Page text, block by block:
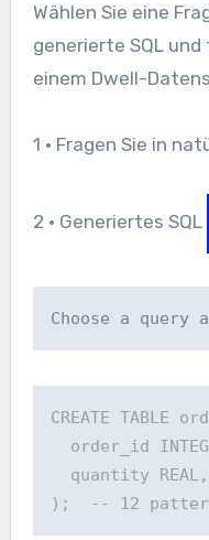
Wählen Sie eine
generierte SQL
einem Dwell-
1 • Fragen Sie in
2 • Generiertes SQL
Choose a query
CREATE TABLE
order_id
quantity
);  -- 12